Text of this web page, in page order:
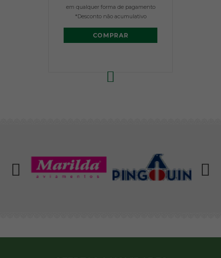
em qualquer forma de pagamento
*Desconto não acumulativo
COMPRAR